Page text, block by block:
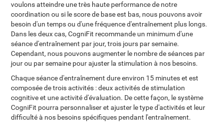
voulons atteindre une très haute performance de notre
coordination ou si le score de base est bas, nous pouvons avoir
besoin d'un temps ou d'une fréquence d'entraînement plus longs.
Dans les deux cas, CogniFit recommande un minimum d'une
séance d'entraînement par jour, trois jours par semaine.
Cependant, nous pouvons augmenter le nombre de séances par
jour ou par semaine pour ajuster la stimulation à nos besoins.
Chaque séance d'entraînement dure environ 15 minutes et est
composée de trois activités : deux activités de stimulation
cognitive et une activité d'évaluation. De cette façon, le système
CogniFit pourra personnaliser et ajuster le type d'activités et leur
difficulté à nos besoins spécifiques pendant l'entraînement.